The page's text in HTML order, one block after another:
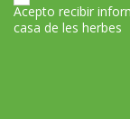
Acepto recibir
casa de les herbes